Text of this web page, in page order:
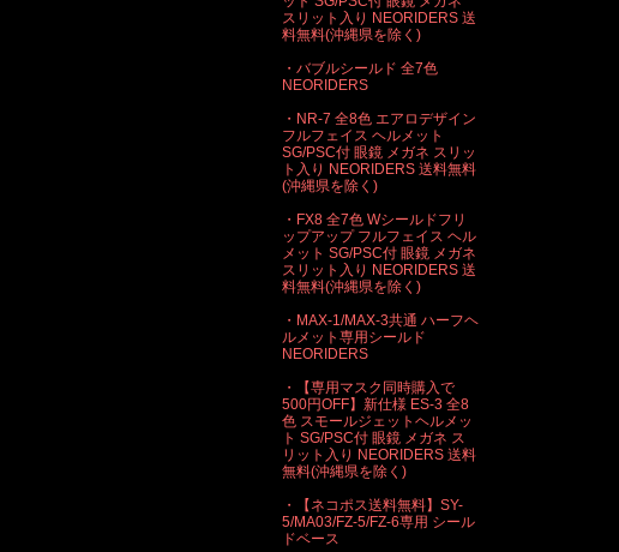
スリット入り NEORIDERS 送
料無料(沖縄県を除く)
・バブルシールド 全7色
NEORIDERS
・NR-7 全8色 エアロデザイン
フルフェイス ヘルメット
SG/PSC付 眼鏡 メガネ スリッ
ト入り NEORIDERS 送料無料
(沖縄県を除く)
・FX8 全7色 Wシールドフリ
ップアップ フルフェイス ヘル
メット SG/PSC付 眼鏡 メガネ
スリット入り NEORIDERS 送
料無料(沖縄県を除く)
・MAX-1/MAX-3共通 ハーフヘ
ルメット専用シールド
NEORIDERS
・【専用マスク同時購入で
500円OFF】新仕様 ES-3 全8
色 スモールジェットヘルメッ
ト SG/PSC付 眼鏡 メガネ ス
リット入り NEORIDERS 送料
無料(沖縄県を除く)
・【ネコポス送料無料】SY-
5/MA03/FZ-5/FZ-6専用 シール
ドベース